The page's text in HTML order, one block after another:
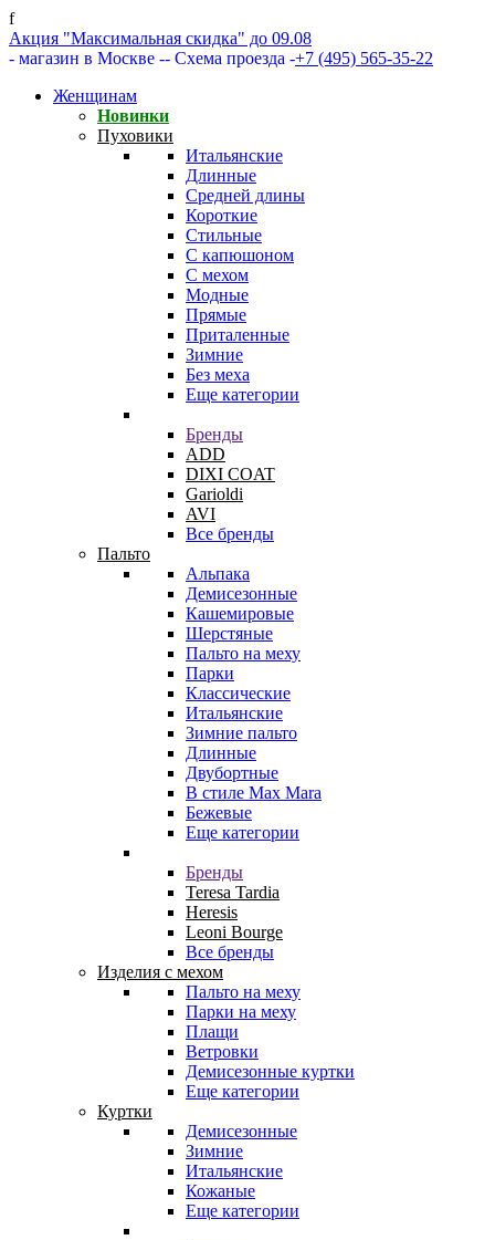
f
Акция "Максимальная скидка" до 09.08
- магазин в Москве -- Схема проезда -+7 (495) 565-35-22
Женщинам
Новинки
Пуховики
Итальянские
Длинные
Средней длины
Короткие
Стильные
С капюшоном
С мехом
Модные
Прямые
Приталенные
Зимние
Без меха
Еще категории
Бренды
ADD
DIXI COAT
Garioldi
AVI
Все бренды
Пальто
Альпака
Демисезонные
Кашемировые
Шерстяные
Пальто на меху
Парки
Классические
Итальянские
Зимние пальто
Длинные
Двубортные
В стиле Max Mara
Бежевые
Еще категории
Бренды
Teresa Tardia
Heresis
Leoni Bourge
Все бренды
Изделия с мехом
Пальто на меху
Парки на меху
Плащи
Ветровки
Демисезонные куртки
Еще категории
Куртки
Демисезонные
Зимние
Итальянские
Кожаные
Еще категории